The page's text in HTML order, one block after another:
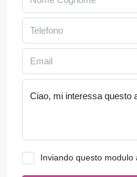
Inviando questo modulo